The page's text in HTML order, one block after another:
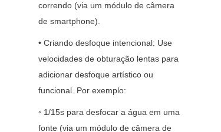
correndo (via um módulo de câmera
de smartphone).
• Criando desfoque intencional: Use
velocidades de obturação lentas para
adicionar desfoque artístico ou
funcional. Por exemplo:
◦ 1/15s para desfocar a água em uma
fonte (via um módulo de câmera de